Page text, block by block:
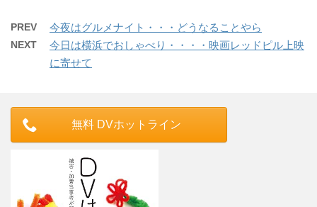
PREV 今夜はグルメナイト・・・どうなることやら
NEXT
今日は横浜でおしゃべり・・・・映画レッドピル上映
に寄せて
無料 DVホットライン